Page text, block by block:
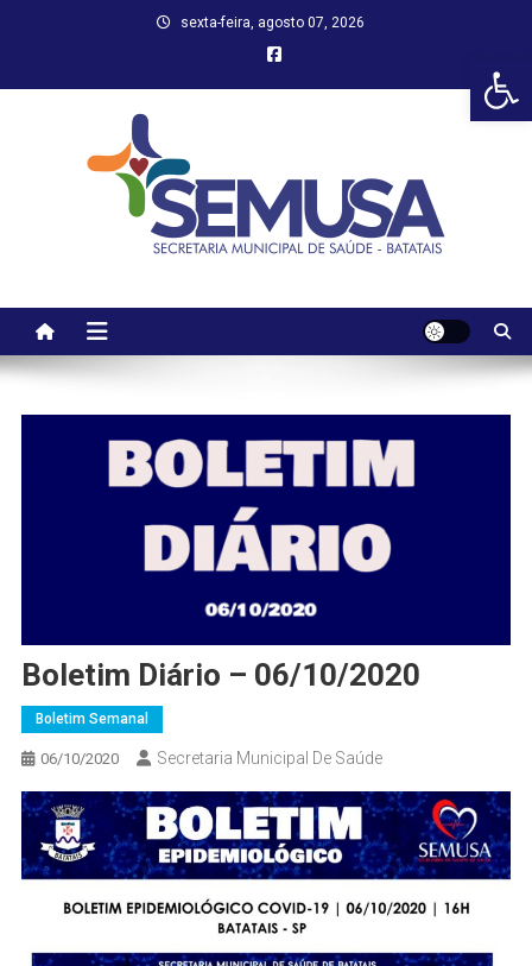
sexta-feira, agosto 07, 2026
Boletim Diário – 06/10/2020
Boletim Semanal
06/10/2020 Secretaria Municipal De Saúde